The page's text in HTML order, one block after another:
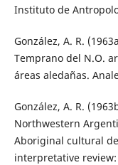
Instituto de
González, A. R.
Temprano del N.O.
áreas aledañas.
González, A. R.
Northwestern
Aboriginal cultural
interpretative review: